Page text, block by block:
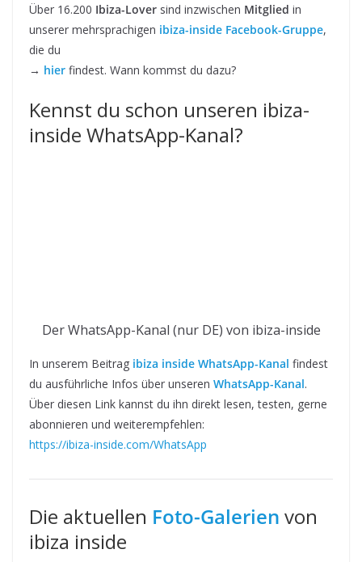
Über 16.200 Ibiza-Lover sind inzwischen Mitglied in
unserer mehrsprachigen ibiza-inside Facebook-Gruppe,
die du
→ hier findest. Wann kommst du dazu?
Kennst du schon unseren ibiza-
inside WhatsApp-Kanal?
Der WhatsApp-Kanal (nur DE) von ibiza-inside
In unserem Beitrag ibiza inside WhatsApp-Kanal findest
du ausführliche Infos über unseren WhatsApp-Kanal.
Über diesen Link kannst du ihn direkt lesen, testen, gerne
abonnieren und weiterempfehlen:
https://ibiza-inside.com/WhatsApp
Die aktuellen Foto-Galerien von
ibiza inside